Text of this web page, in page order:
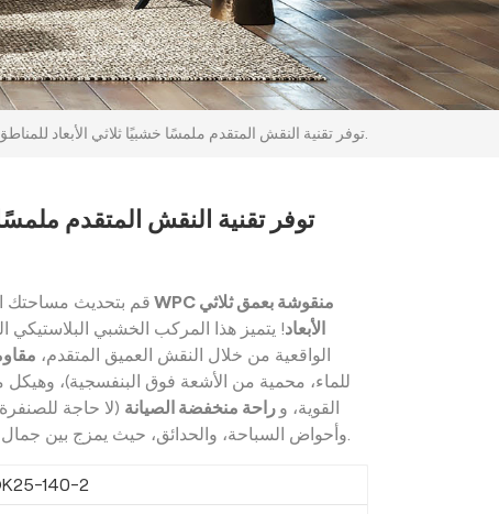
توفر تقنية النقش المتقدم ملمسًا
قم بتحديث مساحتك
الأبعاد! يتميز هذا المركب الخشبي البلاستيكي
الواقعية من خلال النقش العميق المتقدم،
للماء، محمية من الأشعة فوق البنفسجية)،
القوية، و راحة منخفضة الصيانة (لا حاجة للصنفرة
140-2